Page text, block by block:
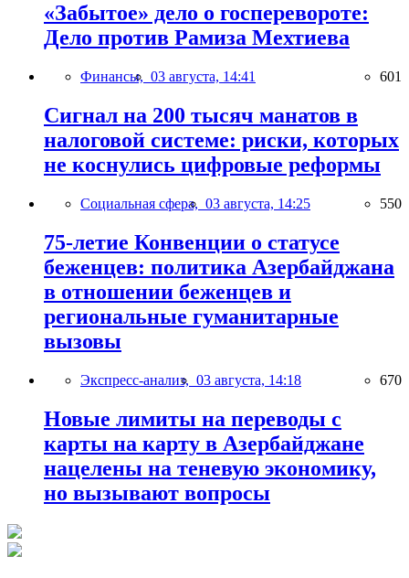
«Забытое» дело о госперевороте:
Дело против Рамиза Мехтиева
Финансы, 03 августа, 14:41 601
Сигнал на 200 тысяч манатов в
налоговой системе: риски, которых
не коснулись цифровые реформы
Социальная сфера, 03 августа, 14:25 550
75-летие Конвенции о статусе
беженцев: политика Азербайджана
в отношении беженцев и
региональные гуманитарные
вызовы
Экспресс-анализ, 03 августа, 14:18 670
Новые лимиты на переводы с
карты на карту в Азербайджане
нацелены на теневую экономику,
но вызывают вопросы